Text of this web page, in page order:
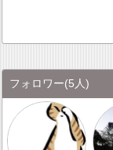
フォロワー(5人)